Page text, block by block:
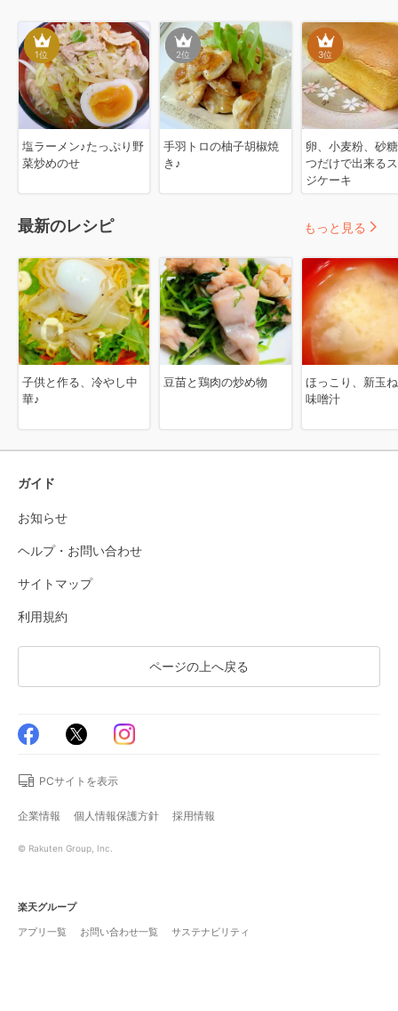
1位
塩ラーメン♪たっぷり野
菜炒めのせ
2位
手羽トロの柚子胡椒焼
き♪
3位
卵、小麦粉、砂
つだけで出来る
ジケーキ
最新のレシピ
子供と作る、冷やし中
華♪
豆苗と鶏肉の炒め物
ほっこり、新玉
味噌汁
もっと見る
ガイド
お知らせ
ヘルプ・お問い合わせ
サイトマップ
利用規約
ページの上へ戻る
PCサイトを表示
企業情報 個人情報保護方針 採用情報
© Rakuten Group, Inc.
楽天グループ
アプリ一覧
お問い合わせ一覧 サステナビリティ